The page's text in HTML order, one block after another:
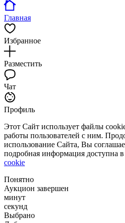
Главная
Избранное
Разместить
Чат
Профиль
Этот Сайт использует файлы
работы пользователей с ним.
использование Сайта, Вы
подробная информация доступна в
cookie
Понятно
Аукцион завершен
минут
секунд
Выбрано